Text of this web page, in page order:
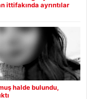
ittifakında ayrıntılar
halde bulundu,